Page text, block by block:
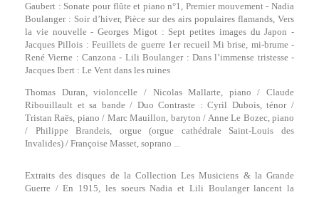
Gaubert : Sonate pour flûte et piano n°1, Premier mouvement - Nadia
Boulanger : Soir d’hiver, Pièce sur des airs populaires flamands, Vers
la vie nouvelle - Georges Migot : Sept petites images du Japon -
Jacques Pillois : Feuillets de guerre 1er recueil Mi brise, mi-brume -
René Vierne : Canzona - Lili Boulanger : Dans l’immense tristesse -
Jacques Ibert : Le Vent dans les ruines
Thomas Duran, violoncelle / Nicolas Mallarte, piano / Claude
Ribouillault et sa bande / Duo Contraste : Cyril Dubois, ténor /
Tristan Raës, piano / Marc Mauillon, baryton / Anne Le Bozec, piano
/ Philippe Brandeis, orgue (orgue cathédrale Saint-Louis des
Invalides) / Françoise Masset, soprano ...
Extraits des disques de la Collection Les Musiciens & la Grande
Guerre / En 1915, les soeurs Nadia et Lili Boulanger lancent la